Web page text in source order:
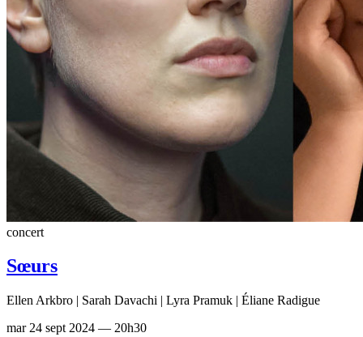
concert
Sœurs
Ellen Arkbro | Sarah Davachi | Lyra Pramuk | Éliane Radigue
mar 24 sept 2024 — 20h30